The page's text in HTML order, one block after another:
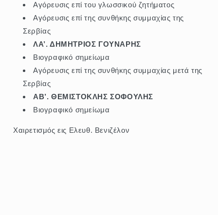
Αγόρευσις επί του γλωσσικού ζητήματος
Αγόρευσις επί της συνθήκης συμμαχίας της
Σερβίας
ΛΑ’. ΔΗΜΗΤΡΙΟΣ ΓΟΥΝΑΡΗΣ
Βιογραφικό σημείωμα
Αγόρευσις επί της συνθήκης συμμαχίας μετά της
Σερβίας
ΑΒ’. ΘΕΜΙΣΤΟΚΛΗΣ ΣΟΦΟΥΛΗΣ
Βιογραφικό σημείωμα
Χαιρετισμός εις Ελευθ. Βενιζέλον